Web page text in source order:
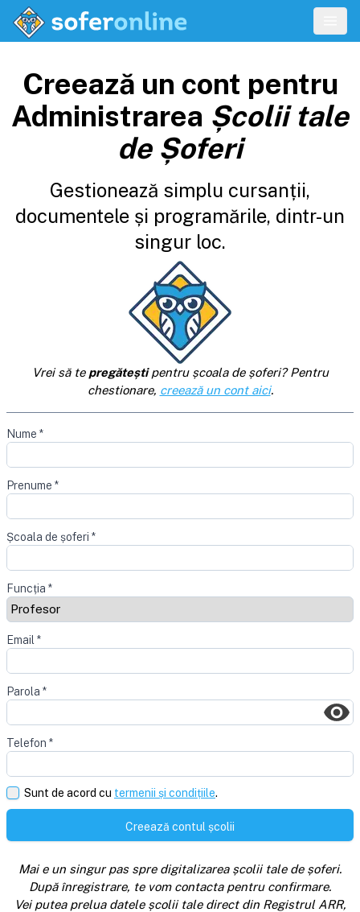
Creează un cont pentru
Administrarea Școlii tale
de Șoferi
Gestionează simplu cursanții,
documentele și programările, dintr-un
singur loc.
Vrei să te pregăteștipentru școala de șoferi? Pentru
chestionare, creează un cont aici.
Nume *
Prenume *
Școala de șoferi *
Funcția *
Email *
Parola *
Telefon *
Sunt de acord cu termenii și condițiile.
Creează contul școlii
Mai e un singur pas spre digitalizarea școlii tale de șoferi.
După înregistrare, te vom contacta pentru confirmare.
Vei putea prelua datele școlii tale direct din Registrul ARR,